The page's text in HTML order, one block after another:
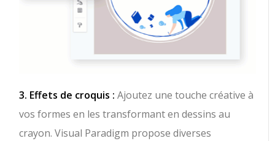
3. Effets de croquis : Ajoutez une touche créative à
vos formes en les transformant en dessins au
crayon. Visual Paradigm propose diverses